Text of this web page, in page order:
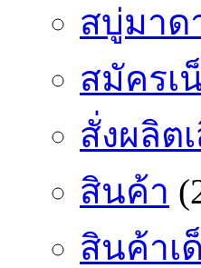
สบู่มาด
สมัครเ
สั่งผลิต
สินค้า
สินค้าเ